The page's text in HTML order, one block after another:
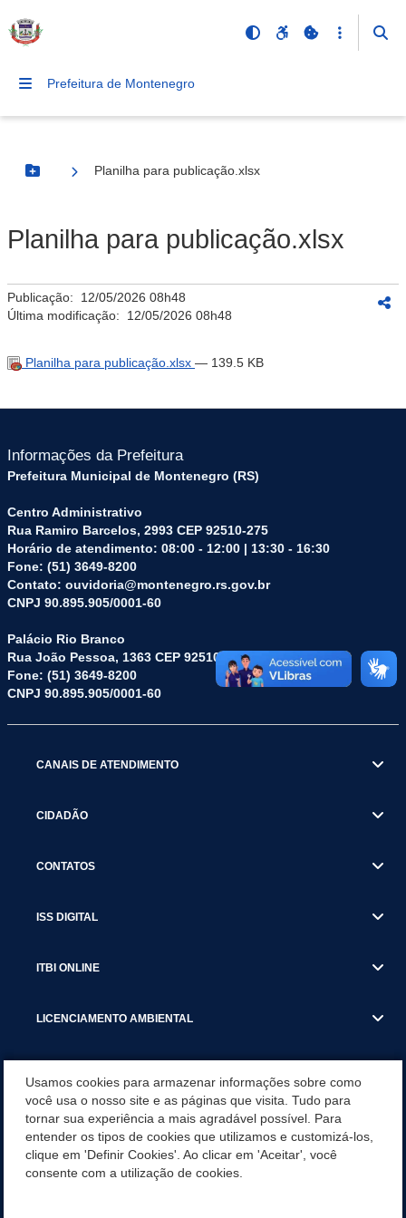
Prefeitura de Montenegro
Botão Menu
Planilha para publicação.xlsx
Planilha para publicação.xlsx
Publicação: 12/05/2026 08h48
Última modificação: 12/05/2026 08h48
Planilha para publicação.xlsx — 139.5 KB
Informações da Prefeitura
Prefeitura Municipal de Montenegro (RS)
Centro Administrativo
Rua Ramiro Barcelos, 2993 CEP 92510-275
Horário de atendimento: 08:00 - 12:00 | 13:30 - 16:30
Fone: (51) 3649-8200
Contato: ouvidoria@montenegro.rs.gov.br
CNPJ 90.895.905/0001-60
Palácio Rio Branco
Rua João Pessoa, 1363 CEP 92510-045
Fone: (51) 3649-8200
CNPJ 90.895.905/0001-60
CANAIS DE ATENDIMENTO
CIDADÃO
CONTATOS
ISS DIGITAL
ITBI ONLINE
LICENCIAMENTO AMBIENTAL
SERVIÇOS
SERVIÇOS DO DEPARTAMENTO DE RECEITA MUNICIPAL
Usamos cookies para armazenar informações sobre como
você usa o nosso site e as páginas que visita. Tudo para
tornar sua experiência a mais agradável possível. Para
entender os tipos de cookies que utilizamos e customizá-los,
clique em 'Definir Cookies'. Ao clicar em 'Aceitar', você
consente com a utilização de cookies.